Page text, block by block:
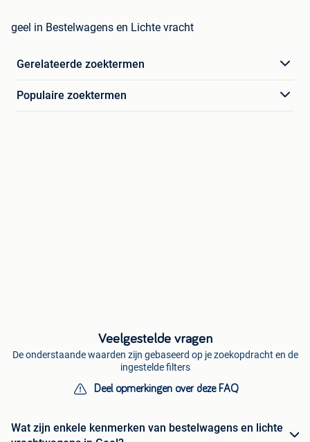
geel in Bestelwagens en Lichte vracht
Gerelateerde zoektermen
Populaire zoektermen
Veelgestelde vragen
De onderstaande waarden zijn gebaseerd op je zoekopdracht en de
ingestelde filters
Deel opmerkingen over deze FAQ
Wat zijn enkele kenmerken van bestelwagens en lichte